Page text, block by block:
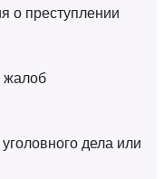
о преступлении
жалоб
дела или